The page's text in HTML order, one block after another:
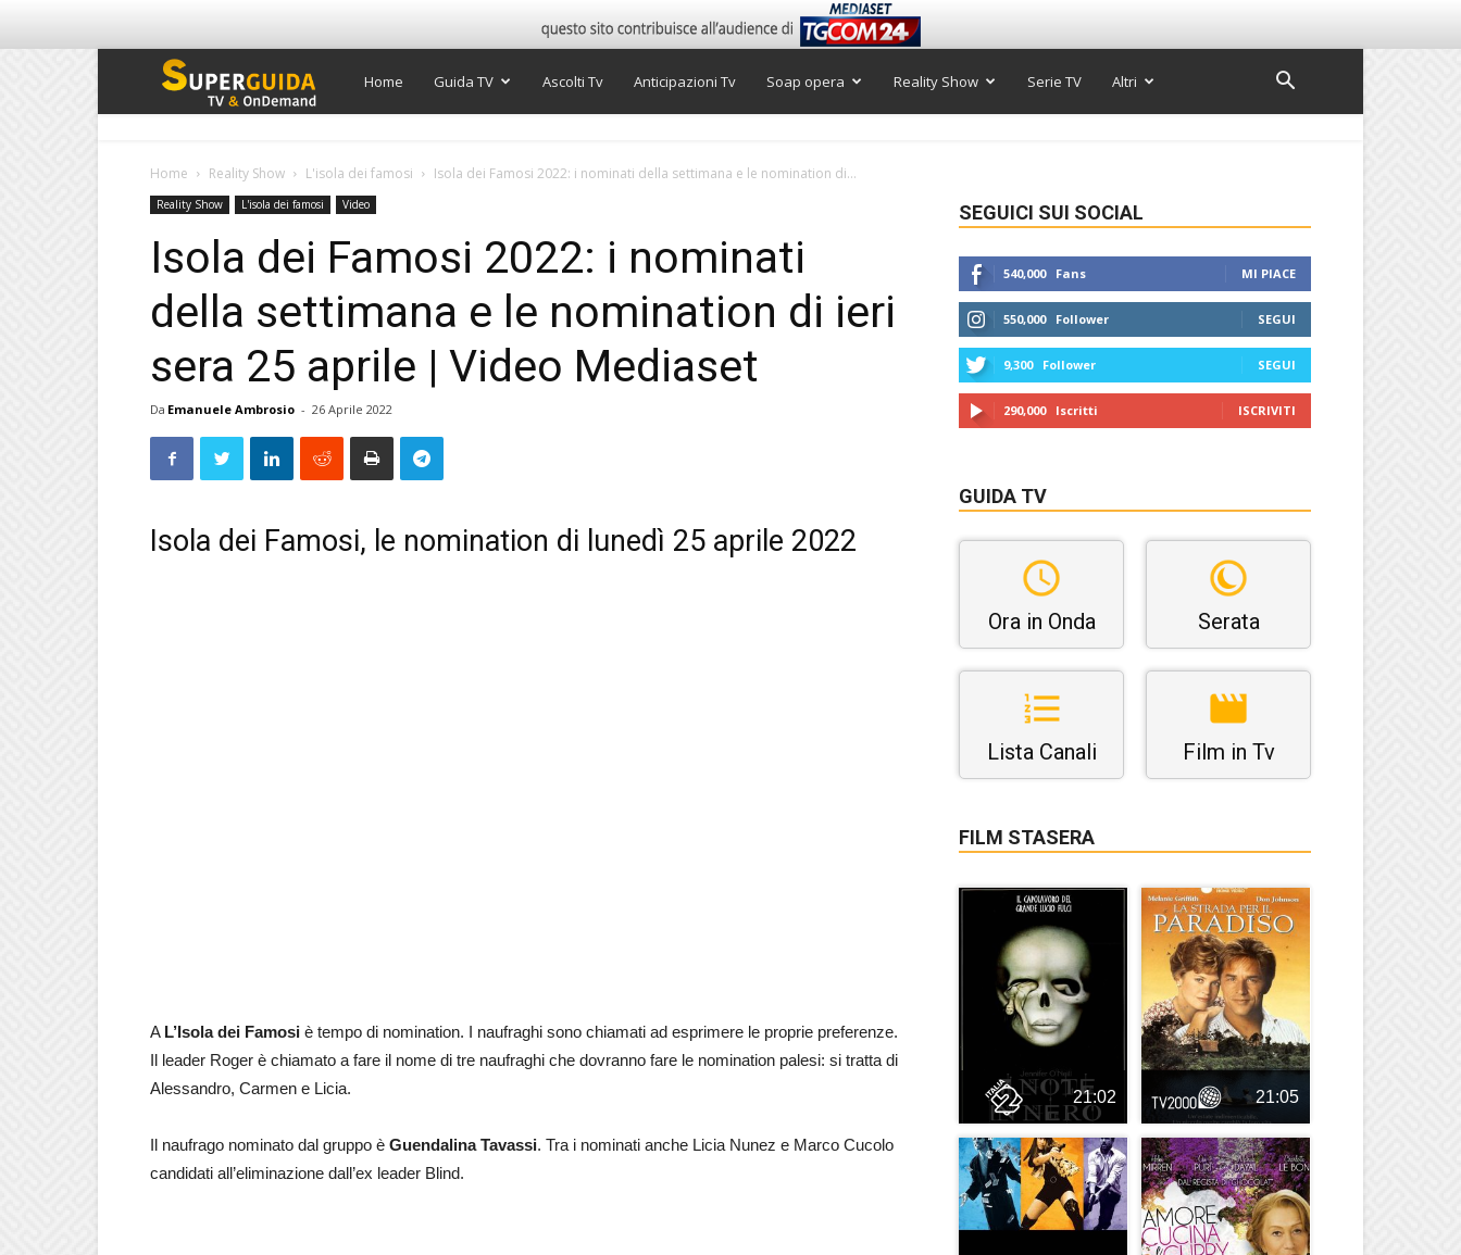
Super
TV
Home Guida TV Ascolti Tv Anticipazioni Tv Soap opera Reality Show Serie TV Altri
Home Reality Show L'isola dei famosi Isola dei Famosi 2022: i nominati della settimana e le nomination di...
Reality Show L'isola dei famosi Video
Isola dei Famosi 2022: i nominati
della settimana e le nomination di ieri
sera 25 aprile | Video Mediaset
Da Emanuele Ambrosio - 26 Aprile 2022
Isola dei Famosi, le nomination di lunedì 25 aprile 2022
A L’Isola dei Famosi è tempo di nomination. I naufraghi sono chiamati ad esprimere le proprie preferenze.
Il leader Roger è chiamato a fare il nome di tre naufraghi che dovranno fare le nomination palesi: si tratta di
Alessandro, Carmen e Licia.
Il naufrago nominato dal gruppo è Guendalina Tavassi. Tra i nominati anche Licia Nunez e Marco Cucolo
candidati all’eliminazione dall’ex leader Blind.
SEGUICI SUI SOCIAL
540,000 Fans MI PIACE
550,000 Follower SEGUI
9,300 Follower SEGUI
290,000 Iscritti ISCRIVITI
GUIDA TV
Ora in Onda Serata
Lista Canali Film in Tv
FILM STASERA
21:02 21:05